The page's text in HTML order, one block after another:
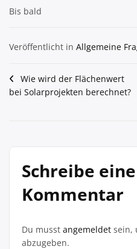
Bis bald
Veröffentlicht in Allgemeine
Beitragsnavigation
Wie wird der Flächenwert
bei Solarprojekten berechnet?
Schreibe
Kommentar
Du musst angemeldet sein,
abzugeben.